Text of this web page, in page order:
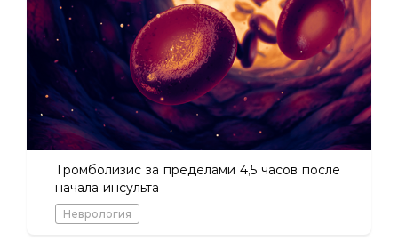
Тромболизис за пределами 4,5 часов после
начала инсульта
Неврология